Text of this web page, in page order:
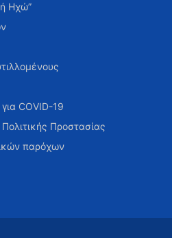
Ηχώ”
COVID-19
Προστασίας
παρόχων